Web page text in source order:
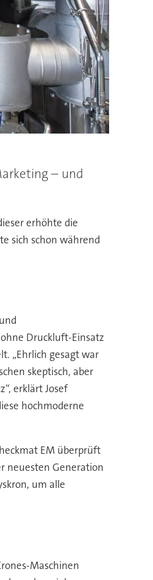
– und
erhöhte die
sich schon während
Druckluft-Einsatz
„Ehrlich gesagt war
skeptisch, aber
erklärt Josef
hochmoderne
EM überprüft
neuesten Generation
um alle
Maschinen